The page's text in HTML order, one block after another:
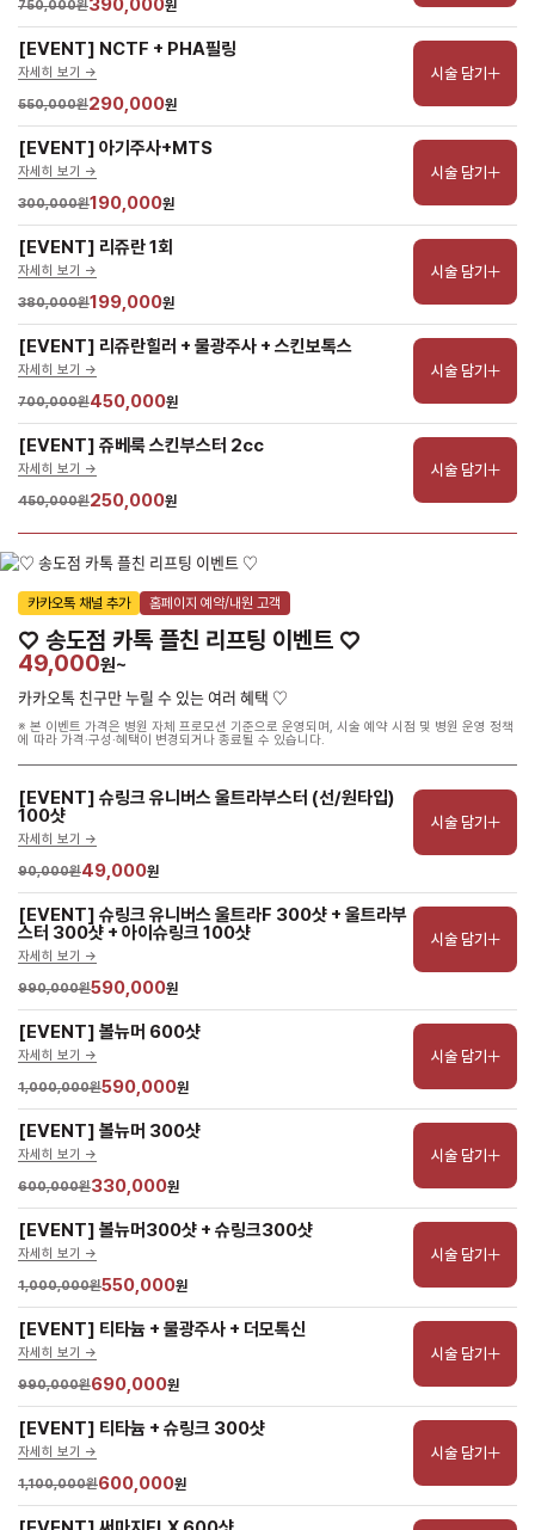
750,000원390,000원
[EVENT] NCTF + PHA필링
자세히 보기 ->
550,000원290,000원
시술 담기
[EVENT] 아기주사+MTS
자세히 보기 ->
300,000원190,000원
시술 담기
[EVENT] 리쥬란 1회
자세히 보기 ->
380,000원199,000원
시술 담기
[EVENT] 리쥬란힐러 + 물광주사 + 스킨보톡스
자세히 보기 ->
700,000원450,000원
시술 담기
[EVENT] 쥬베룩 스킨부스터 2cc
자세히 보기 ->
450,000원250,000원
시술 담기
카카오톡 채널 추가 홈페이지 예약/내원 고객
♡ 송도점 카톡 플친 리프팅 이벤트 ♡
49,000원~
카카오톡 친구만 누릴 수 있는 여러 혜택 ♡
※ 본 이벤트 가격은 병원 자체 프로모션 기준으로 운영되며, 시술 예약 시점 및 병원 운영 정책
에 따라 가격·구성·혜택이 변경되거나 종료될 수 있습니다.
[EVENT] 슈링크 유니버스 울트라부스터 (선/원타입)
100샷
자세히 보기 ->
90,000원49,000원
시술 담기
[EVENT] 슈링크 유니버스 울트라F 300샷 + 울트라부
스터 300샷 + 아이슈링크 100샷
자세히 보기 ->
990,000원590,000원
시술 담기
[EVENT] 볼뉴머 600샷
자세히 보기 ->
1,000,000원590,000원
시술 담기
[EVENT] 볼뉴머 300샷
자세히 보기 ->
600,000원330,000원
시술 담기
[EVENT] 볼뉴머300샷 + 슈링크300샷
자세히 보기 ->
1,000,000원550,000원
시술 담기
[EVENT] 티타늄 + 물광주사 + 더모톡신
자세히 보기 ->
990,000원690,000원
시술 담기
[EVENT] 티타늄 + 슈링크 300샷
자세히 보기 ->
1,100,000원600,000원
시술 담기